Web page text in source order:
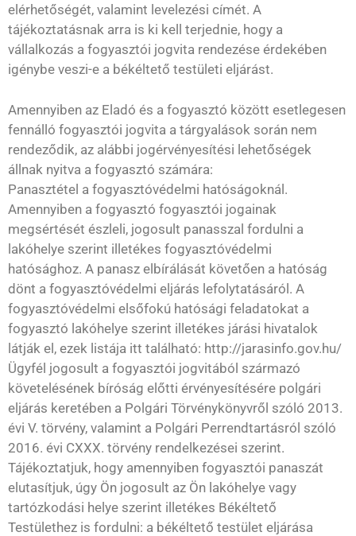
elérhetőségét, valamint levelezési címét. A
tájékoztatásnak arra is ki kell terjednie, hogy a
vállalkozás a fogyasztói jogvita rendezése érdekében
igénybe veszi-e a békéltető testületi eljárást.
Amennyiben az Eladó és a fogyasztó között esetlegesen
fennálló fogyasztói jogvita a tárgyalások során nem
rendeződik, az alábbi jogérvényesítési lehetőségek
állnak nyitva a fogyasztó számára:
Panasztétel a fogyasztóvédelmi hatóságoknál.
Amennyiben a fogyasztó fogyasztói jogainak
megsértését észleli, jogosult panasszal fordulni a
lakóhelye szerint illetékes fogyasztóvédelmi
hatósághoz. A panasz elbírálását követően a hatóság
dönt a fogyasztóvédelmi eljárás lefolytatásáról. A
fogyasztóvédelmi elsőfokú hatósági feladatokat a
fogyasztó lakóhelye szerint illetékes járási hivatalok
látják el, ezek listája itt található: http://jarasinfo.gov.hu/
Ügyfél jogosult a fogyasztói jogvitából származó
követelésének bíróság előtti érvényesítésére polgári
eljárás keretében a Polgári Törvénykönyvről szóló 2013.
évi V. törvény, valamint a Polgári Perrendtartásról szóló
2016. évi CXXX. törvény rendelkezései szerint.
Tájékoztatjuk, hogy amennyiben fogyasztói panaszát
elutasítjuk, úgy Ön jogosult az Ön lakóhelye vagy
tartózkodási helye szerint illetékes Békéltető
Testülethez is fordulni: a békéltető testület eljárása